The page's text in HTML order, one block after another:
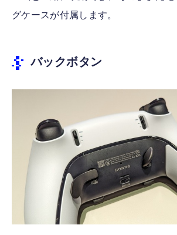
グケースが付属します。
バックボタン